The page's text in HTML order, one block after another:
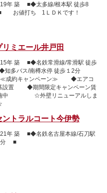
年 築 ■◆太多線/根本駅 徒歩8
値打ち 1ＬＤＫです！
リミエール井戸田
年 築 ■◆名鉄常滑線/常滑駅 徒歩
知多バス/南樽水停 徒歩１2分
約キャンペーン≫ ◆エアコ
設置 ◆期間限定キャンペーン賃
中 ☆外壁リニューアルしま
☆
ントラルコート今伊勢
年 築 ■◆名鉄名古屋本線/石刀駅
6分 ■